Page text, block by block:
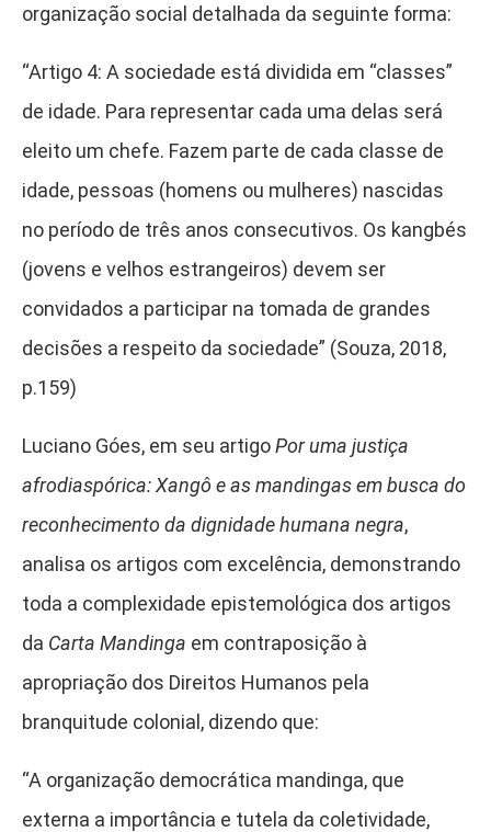
organização social detalhada da seguinte forma:
“Artigo 4: A sociedade está dividida em “classes”
de idade. Para representar cada uma delas será
eleito um chefe. Fazem parte de cada classe de
idade, pessoas (homens ou mulheres) nascidas
no período de três anos consecutivos. Os kangbés
(jovens e velhos estrangeiros) devem ser
convidados a participar na tomada de grandes
decisões a respeito da sociedade” (Souza, 2018,
p.159)
Luciano Góes, em seu artigoPor uma justiça
afrodiaspórica: Xangô e as mandingas em busca do
reconhecimento da dignidade humana negra,
analisa os artigos com excelência, demonstrando
toda a complexidade epistemológica dos artigos
da Carta Mandinga em contraposição à
apropriação dos Direitos Humanos pela
branquitude colonial, dizendo que:
“A organização democrática mandinga, que
externa a importância e tutela da coletividade,